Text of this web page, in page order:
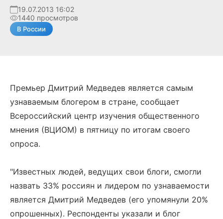
19.07.2013 16:02
1440 просмотров
В России
Премьер Дмитрий Медведев является самым
узнаваемым блогером в стране, сообщает
Всероссийский центр изучения общественного
мнения (ВЦИОМ) в пятницу по итогам своего
опроса.
"Известных людей, ведущих свои блоги, смогли
назвать 33% россиян и лидером по узнаваемости
является Дмитрий Медведев (его упомянули 20%
опрошенных). Респонденты указали и блог